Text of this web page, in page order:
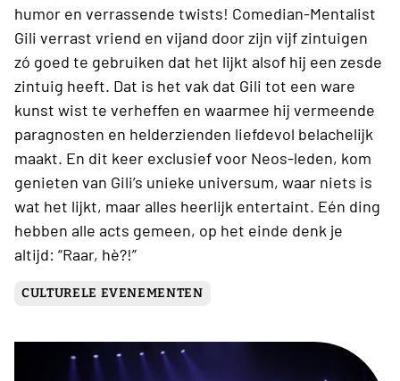
humor en verrassende twists! Comedian-Mentalist
Gili verrast vriend en vijand door zijn vijf zintuigen
zó goed te gebruiken dat het lijkt alsof hij een zesde
zintuig heeft. Dat is het vak dat Gili tot een ware
kunst wist te verheffen en waarmee hij vermeende
paragnosten en helderzienden liefdevol belachelijk
maakt. En dit keer exclusief voor Neos-leden, kom
genieten van Gili’s unieke universum, waar niets is
wat het lijkt, maar alles heerlijk entertaint. Eén ding
hebben alle acts gemeen, op het einde denk je
altijd: “Raar, hè?!”
CULTURELE EVENEMENTEN